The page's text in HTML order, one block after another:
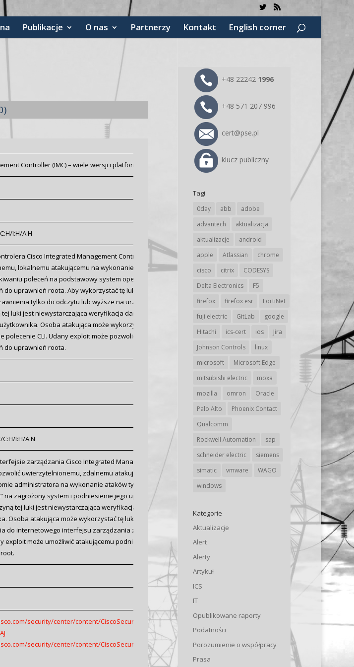
Publikacje O nas Partnerzy Kontakt English corner
Controller (IMC) – wiele wersji i platform
I:H/A:H
Cisco Integrated Management Controller (IMC) może
lokalnemu atakującemu na wykonanie ataków
poleceń na podstawowy system operacyjny i
uprawnień roota. Aby wykorzystać tę lukę, osoba
tylko do odczytu lub wyższe na urządzeniu, którego
luki jest niewystarczająca weryfikacja danych
Osoba atakująca może wykorzystać tę lukę,
polecenie CLI. Udany exploit może pozwolić atakującemu na
do uprawnień roota.
C:H/I:H/A:N
zarządzania Cisco Integrated Management
uwierzytelnionemu, zdalnemu atakującemu z
administratora na wykonanie ataków typu
na zagrożony system i podniesienie jego uprawnień do
tej luki jest niewystarczająca weryfikacja danych
Osoba atakująca może wykorzystać tę lukę, wysyłając
do internetowego interfejsu zarządzania zagrożonego
exploit może umożliwić atakującemu podniesienie
security/center/content/CiscoSecurityAdvisory/cisco-
security/center/content/CiscoSecurityAdvisory/cisco-
+48 22242 1996
+48 571 207 996
cert@pse.pl
klucz publiczny
Tagi
0day abb
adobe
advantech
aktualizacja
aktualizacje
android
apple
Atlassian
chrome
cisco
citrix
CODESYS
Delta Electronics
F5
firefox
firefox esr
FortiNet
fuji electric
GitLab
google
Hitachi
ics-cert ios
Jira
Johnson Controls
linux
microsoft
Microsoft Edge
mitsubishi electric
moxa
mozilla
omron
Oracle
Palo Alto
Phoenix Contact
Qualcomm
Rockwell Automation
sap
schneider electric
siemens
simatic
vmware
WAGO
windows
Kategorie
Aktualizacje
Alert
Alerty
Artykuł
ICS
IT
Opublikowane raporty
Podatności
Porozumienie o współpracy
Prasa